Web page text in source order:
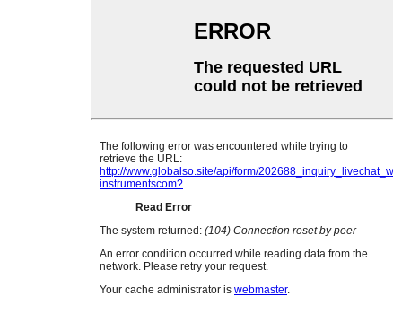
Swahili
Tajik
Telugu
Ukrainian
Urdu
Xhosa
Yiddish
Kinyarwanda